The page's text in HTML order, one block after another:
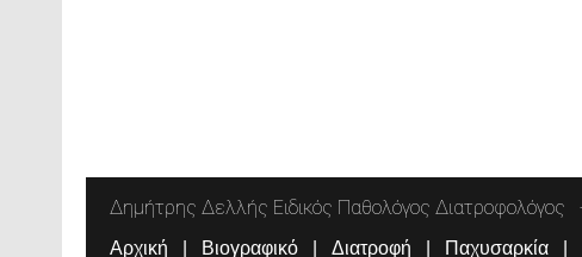
Δημήτρης Δελλής Ειδικός Παθολόγος Διατροφολόγος
Αρχική Βιογραφικό Διατροφή Παχυσαρκία